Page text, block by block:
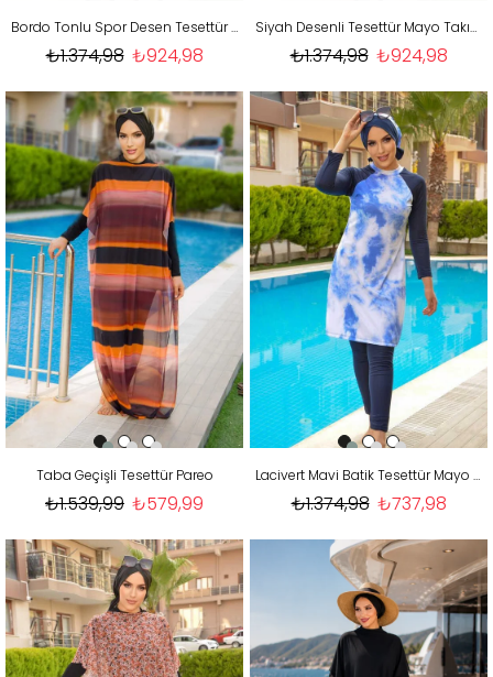
Bordo Tonlu Spor Desen Tesettür Mayo Takım
₺924,98
₺1.374,98
Siyah Desenli Tesettür Mayo Takım
₺924,98
₺1.374,98
Taba Geçişli Tesettür Pareo
₺579,99
₺1.539,99
Lacivert Mavi Batik Tesettür Mayo Takım
₺737,98
₺1.374,98